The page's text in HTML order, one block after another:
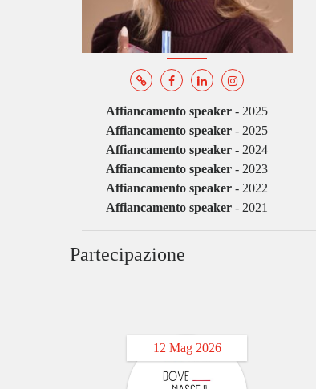
Affiancamento speaker - 2025
Affiancamento speaker - 2025
Affiancamento speaker - 2024
Affiancamento speaker - 2023
Affiancamento speaker - 2022
Affiancamento speaker - 2021
Partecipazione
12 Mag 2026